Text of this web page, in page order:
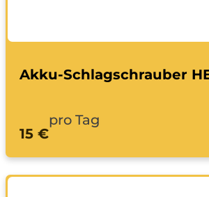
Akku-Schlagschrauber
15 €
pro Tag